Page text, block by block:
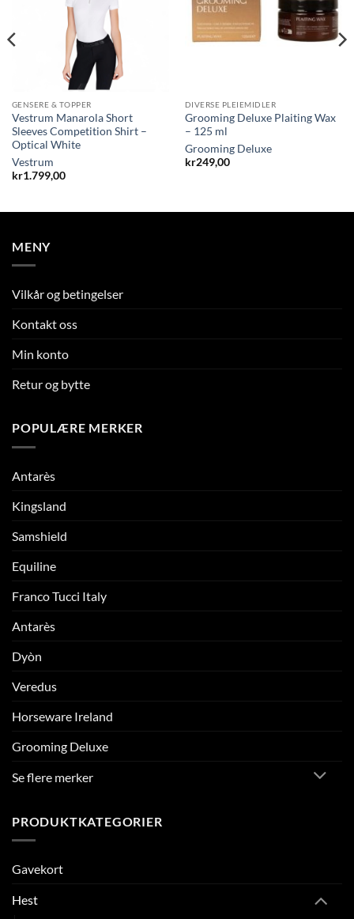
GENSERE & TOPPER
Vestrum Manarola Short
Sleeves Competition Shirt –
Optical White
Vestrum
kr1.799,00
DIVERSE PLEIEMIDLER
Grooming Deluxe Plaiting Wax
– 125 ml
Grooming Deluxe
kr249,00
MENY
Vilkår og betingelser
Kontakt oss
Min konto
Retur og bytte
POPULÆRE MERKER
Antarès
Kingsland
Samshield
Equiline
Franco Tucci Italy
Antarès
Dyòn
Veredus
Horseware Ireland
Grooming Deluxe
Se flere merker
PRODUKTKATEGORIER
Gavekort
Hest